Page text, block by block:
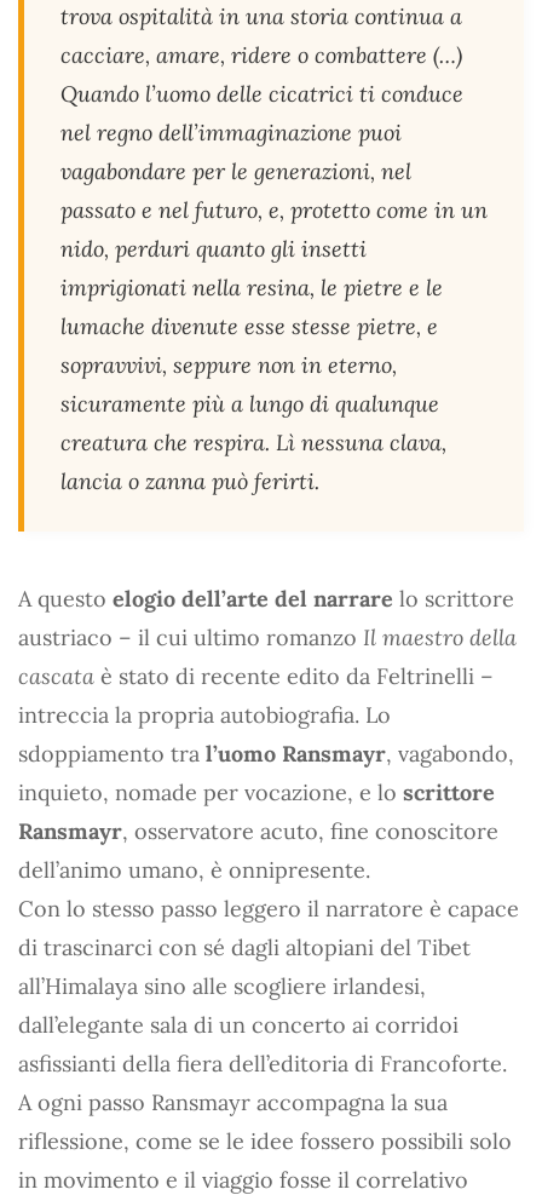
trova ospitalità in una storia continua a
cacciare, amare, ridere o combattere (…)
Quando l’uomo delle cicatrici ti conduce
nel regno dell’immaginazione puoi
vagabondare per le generazioni, nel
passato e nel futuro, e, protetto come in un
nido, perduri quanto gli insetti
imprigionati nella resina, le pietre e le
lumache divenute esse stesse pietre, e
sopravvivi, seppure non in eterno,
sicuramente più a lungo di qualunque
creatura che respira. Lì nessuna clava,
lancia o zanna può ferirti.
A questo elogio dell’arte del narrare lo scrittore
austriaco – il cui ultimo romanzo Il maestro della
cascata è stato di recente edito da Feltrinelli –
intreccia la propria autobiografia. Lo
sdoppiamento tra l’uomo Ransmayr, vagabondo,
inquieto, nomade per vocazione, e lo scrittore
Ransmayr, osservatore acuto, fine conoscitore
dell’animo umano, è onnipresente.
Con lo stesso passo leggero il narratore è capace
di trascinarci con sé dagli altopiani del Tibet
all’Himalaya sino alle scogliere irlandesi,
dall’elegante sala di un concerto ai corridoi
asfissianti della fiera dell’editoria di Francoforte.
A ogni passo Ransmayr accompagna la sua
riflessione, come se le idee fossero possibili solo
in movimento e il viaggio fosse il correlativo